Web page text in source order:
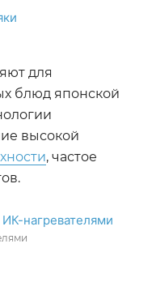
для
блюд японской
высокой
, частое